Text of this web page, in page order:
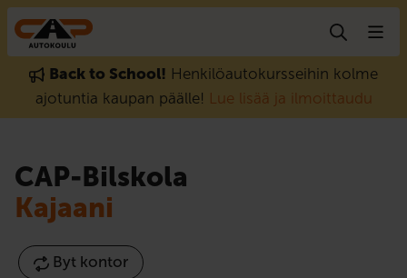
Gå till innehåll
Back to School! Henkilöautokursseihin kolme
ajotuntia kaupan päälle! Lue lisää ja ilmoittaudu
CAP-Bilskola
Kajaani
Byt kontor